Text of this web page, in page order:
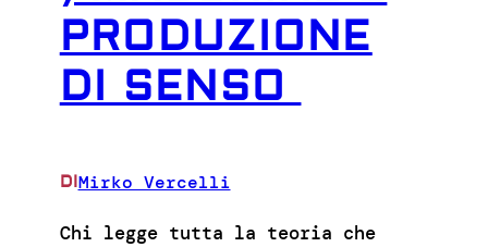
PRODUZIONE
DI SENSO
DIMirko Vercelli
Chi legge tutta la teoria che